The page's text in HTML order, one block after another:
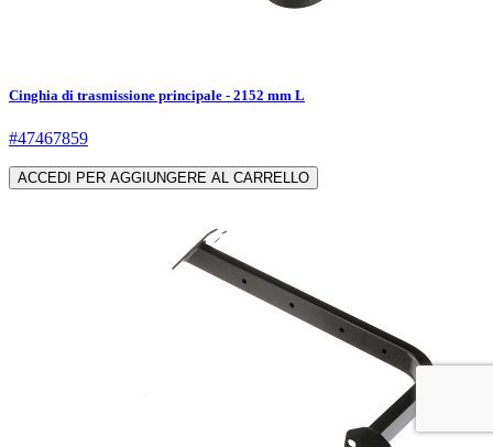
Cinghia di trasmissione principale - 2152 mm L
#47467859
ACCEDI PER AGGIUNGERE AL CARRELLO